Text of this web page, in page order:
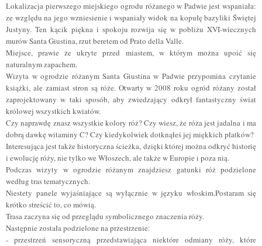
Lokalizacja pierwszego miejskiego ogrodu różanego w Padwie jest wspaniała:
ze względu na jego wzniesienie i wspaniały widok na kopułę bazyliki Świętej
Justyny. Ten kącik piękna i spokoju rozwija się w pobliżu XVI-wiecznych
murówSanta Giustina, rzut beretem od Prato della Valle.
Miejsce, prawie że ukryte przed miastem, w którym można upoić się
naturalnym zapachem.
Wizyta w ogrodzie różanym Santa Giustina w Padwie przypomina czytanie
książki, ale zamiast stron są róże. Otwarty w 2008 roku ogród różany został
zaprojektowany w taki sposób, aby zwiedzający odkrył fantastyczny świat
królowej wszystkich kwiatów.
Czy naprawdę znasz wszystkie kolory róż? Czy wiesz, że róża jest jadalna i ma
dobrą dawkę witaminy C? Czy kiedykolwiek dotknąłeś jej miękkich płatków?
Interesująca jest także historyczna ścieżka, dzięki której można odkryć historię
i ewolucję róży, nie tylko we Włoszech, ale także w Europie i poza nią.
Podczas wizyty w ogrodzie różanym znajdziesz gatunki róż podzielone
według tras tematycznych.
Niestety panele wyjaśniające są wyłącznie w języku włoskim.Postaram się
krótko streścić to, co mówią.
Trasa zaczyna się od przeglądu symbolicznego znaczenia róży.
Następnie została podzielone na przestrzenie:
- przestrzeń sensoryczną przedstawiająca niektóre odmiany róży, które